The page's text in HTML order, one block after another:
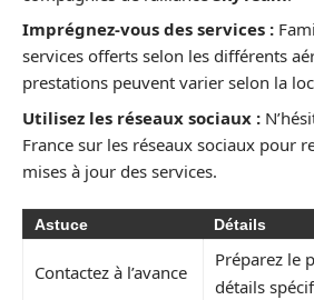
Imprégnez-vous des services :
services offerts selon les différents
prestations peuvent varier selon la
Utilisez les réseaux sociaux :
France sur les réseaux sociaux pour
mises à jour des services.
Astuce Détails
Contactez à l’avance
Préparez le
détails